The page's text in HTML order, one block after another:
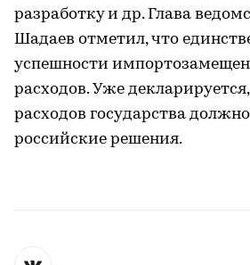
разработку и др. Глава
Шадаев отметил, что
успешности
расходов. Уже
расходов государства
российские решения.